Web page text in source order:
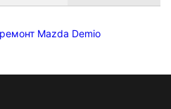
Mazda Demio